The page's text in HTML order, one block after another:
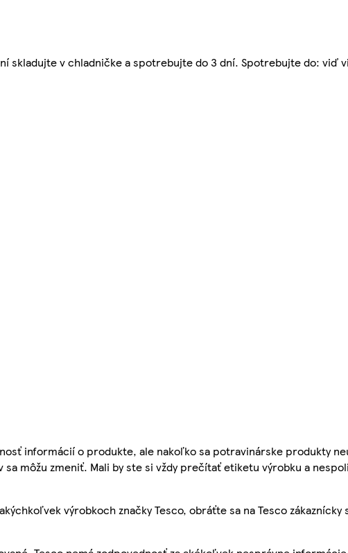
skladujte v chladničke a spotrebujte do 3 dní. Spotrebujte do: viď
informácií o produkte, ale nakoľko sa potravinárske produkty
sa môžu zmeniť. Mali by ste si vždy prečítať etiketu výrobku a
výrobkoch značky Tesco, obráťte sa na Tesco